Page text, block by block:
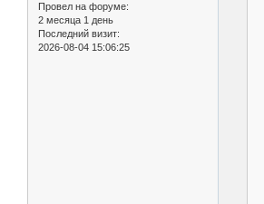
Провел на форуме:
2 месяца 1 день
Последний визит:
2026-08-04 15:06:25